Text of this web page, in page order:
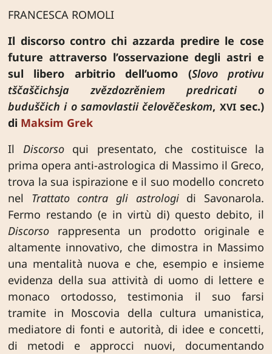
FRANCESCA ROMOLI
Il discorso contro chi azzarda predire le cose
future attraverso l’osservazione degli astri e
sul libero arbitrio dell’uomo (Slovo protivu
tščaščichsja zvězdozrěniem predricati o
buduščich i o samovlastii čelověčeskom, XVIsec.)
di Maksim Grek
Il Discorsoqui presentato, che costituisce la
prima opera anti-astrologica di Massimo il Greco,
trova la sua ispirazione e il suo modello concreto
nel Trattato contra gli astrologidi Savonarola.
Fermo restando (e in virtù di) questo debito, il
Discorso rappresenta un prodotto originale e
altamente innovativo, che dimostra in Massimo
una mentalità nuova e che, esempio e insieme
evidenza della sua attività di uomo di lettere e
monaco ortodosso, testimonia il suo farsi
tramite in Moscovia della cultura umanistica,
mediatore di fonti e autorità, di idee e concetti,
di metodi e approcci nuovi, documentando